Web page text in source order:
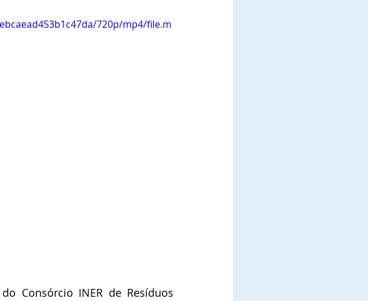
720p/mp4/file.m
Consórcio INER de Resíduos